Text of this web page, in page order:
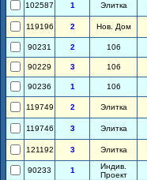
102587 1 Элитка
119196 2 Нов. Дом
90231 2 106
90229 3 106
90236 1 106
119749 2 Элитка
119746 3 Элитка
121192 3 Элитка
90233 1
Индив.
Проект